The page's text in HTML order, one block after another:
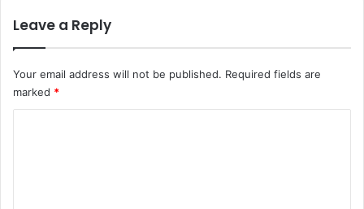
Leave a Reply
Your email address will not be published. Required fields are
marked *